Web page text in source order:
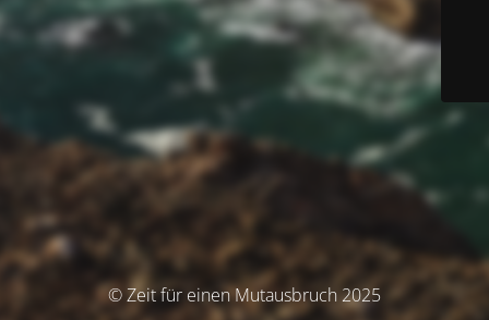
© Zeit für einen Mutausbruch 2025